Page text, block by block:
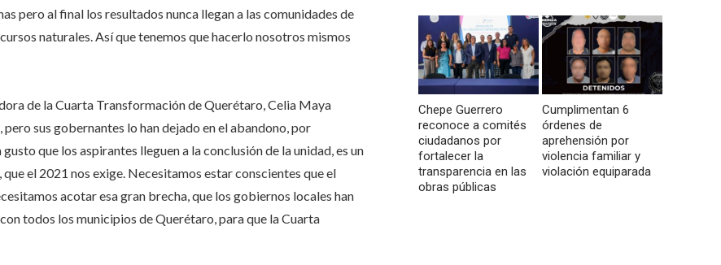
pero al final los resultados nunca llegan a las comunidades de
naturales. Así que tenemos que hacerlo nosotros mismos
de la Cuarta Transformación de Querétaro, Celia Maya
sus gobernantes lo han dejado en el abandono, por
que los aspirantes lleguen a la conclusión de la unidad, es un
el 2021 nos exige. Necesitamos estar conscientes que el
acotar esa gran brecha, que los gobiernos locales han
todos los municipios de Querétaro, para que la Cuarta
Chepe Guerrero
reconoce a comités
ciudadanos por
fortalecer la
transparencia en las
obras públicas
Cumplimentan 6
órdenes de
aprehensión por
violencia familiar y
violación equiparada